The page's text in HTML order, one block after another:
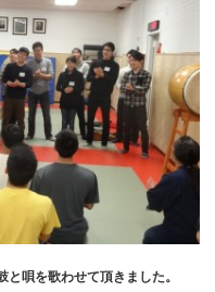
唄を歌わせて頂きました。